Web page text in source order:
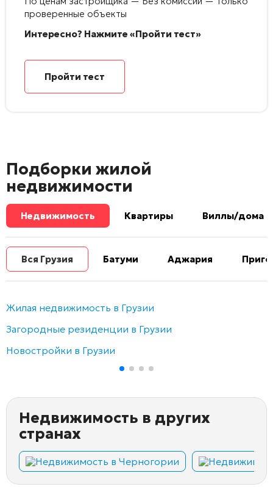
проверенные объекты
Интересно? Нажмите «Пройти тест»
Пройти тест
Подборки жилой
недвижимости
Недвижимость Квартиры Виллы/дома
Вся Грузия Батуми Аджария
Жилая недвижимость в Грузии
Загородные резиденции в Грузии
Новостройки в Грузии
Недвижимость в других
странах
Недвижимость в Черногории